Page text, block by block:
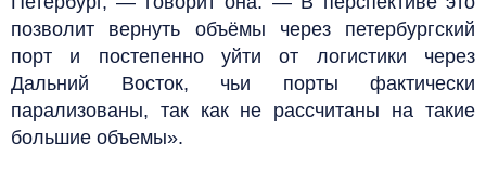
позволит вернуть объёмы через петербургский
порт и постепенно уйти от логистики через
Дальний Восток, чьи порты фактически
парализованы, так как не рассчитаны на такие
большие объемы».